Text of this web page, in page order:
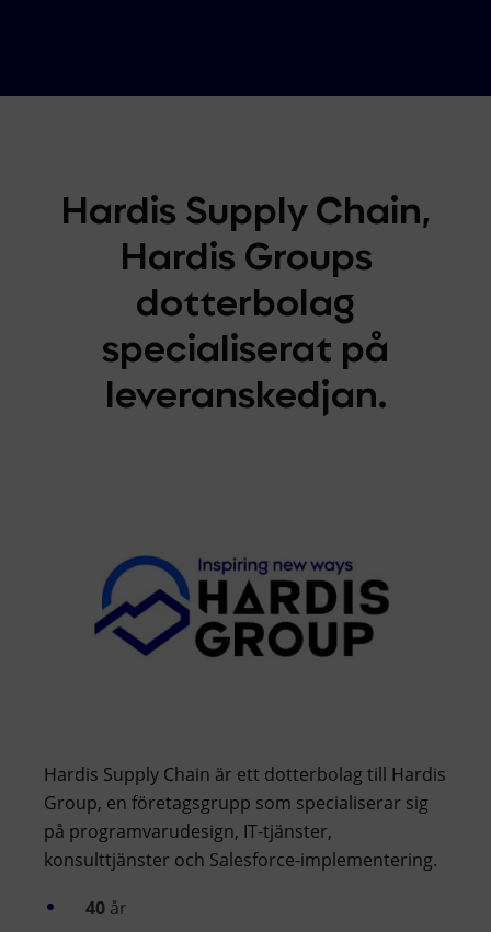
Hardis Supply Chain,
Hardis Groups
dotterbolag
specialiserat på
leveranskedjan.
Hardis Supply Chain är ett dotterbolag till Hardis
Group, en företagsgrupp som specialiserar sig
på programvarudesign, IT-tjänster,
konsulttjänster och Salesforce-implementering.
40 år